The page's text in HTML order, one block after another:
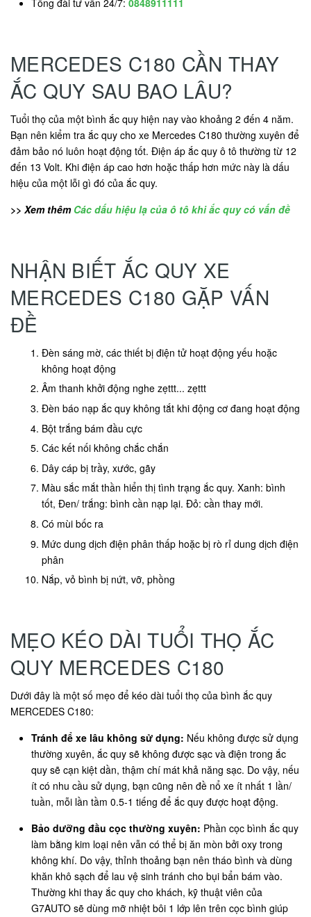
MERCEDES C180 CẦN THAY
ẮC QUY SAU BAO LÂU?
Tuổi thọ của một bình ắc quy hiện nay vào khoảng 2 đến 4 năm.
Bạn nên kiểm tra ắc quy cho xe Mercedes C180 thường xuyên để
đảm bảo nó luôn hoạt động tốt. Điện áp ắc quy ô tô thường từ 12
đến 13 Volt. Khi điện áp cao hơn hoặc thấp hơn mức này là dấu
hiệu của một lỗi gì đó của ắc quy.
>> Xem thêm Các dấu hiệu lạ của ô tô khi ắc quy có vấn đề
NHẬN BIẾT ẮC QUY XE
MERCEDES C180 GẶP VẤN
ĐỀ
Đèn sáng mờ, các thiết bị điện tử hoạt động yếu hoặc
không hoạt động
Âm thanh khởi động nghe zẹttt... zẹttt
Đèn báo nạp ắc quy không tắt khi động cơ đang hoạt động
Bột trắng bám đầu cực
Các kết nối không chắc chắn
Dây cáp bị trầy, xước, gãy
Màu sắc mắt thần hiển thị tình trạng ắc quy. Xanh: bình
tốt, Đen/ trắng: bình cần nạp lại. Đỏ: cần thay mới.
Có mùi bốc ra
Mức dung dịch điện phân thấp hoặc bị rò rỉ dung dịch điện
phân
Nắp, vỏ bình bị nứt, vỡ, phồng
MẸO KÉO DÀI TUỔI THỌ ẮC
QUY MERCEDES C180
Dưới đây là một số mẹo để kéo dài tuổi thọ của bình ắc quy
MERCEDES C180:
Tránh để xe lâu không sử dụng: Nếu không được sử dụng
thường xuyên, ắc quy sẽ không được sạc và điện trong ắc
quy sẽ cạn kiệt dần, thậm chí mát khả năng sạc. Do vậy, nếu
ít có nhu cầu sử dụng, bạn cũng nên đề nổ xe ít nhất 1 lần/
tuần, mỗi lần tầm 0.5-1 tiếng để ắc quy được hoạt động.
Bảo dưỡng đầu cọc thường xuyên: Phần cọc bình ắc quy
làm bằng kim loại nên vẫn có thể bị ăn mòn bởi oxy trong
không khí. Do vậy, thỉnh thoảng bạn nên tháo bình và dùng
khăn khô sạch để lau vệ sinh tránh cho bụi bẩn bám vào.
Thường khi thay ắc quy cho khách, kỹ thuật viên của
G7AUTO sẽ dùng mỡ nhiệt bôi 1 lớp lên trên cọc bình giúp